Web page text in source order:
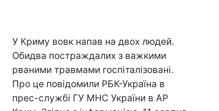
У Криму вовк напав на двох людей.
Обидва постраждалих з важкими
рваними травмами госпіталізовані.
Про це повідомили РБК-Україна в
прес-службі ГУ МНС України в АР